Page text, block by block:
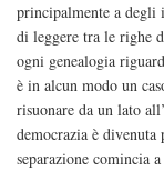
principalmente a degli
di leggere tra le righe
ogni genealogia
è in alcun modo un
risuonare da un lato
democrazia è
separazione comincia